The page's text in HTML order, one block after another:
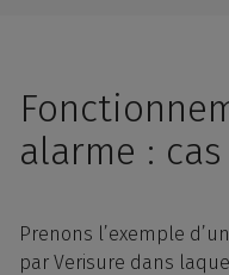
alarme :
Prenons l’exemple
par Verisure dans